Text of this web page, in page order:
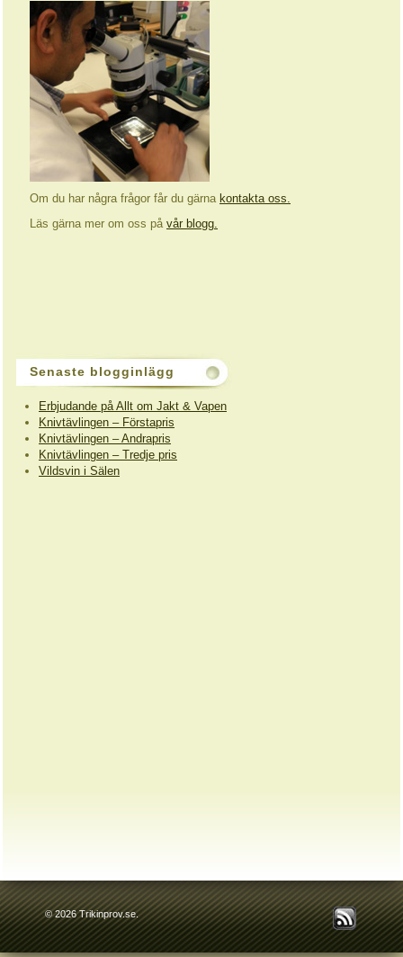
Om du har några frågor får du gärna kontakta oss.
Läs gärna mer om oss på vår blogg.
Senaste blogginlägg
Erbjudande på Allt om Jakt & Vapen
Knivtävlingen – Förstapris
Knivtävlingen – Andrapris
Knivtävlingen – Tredje pris
Vildsvin i Sälen
© 2026 Trikinprov.se.